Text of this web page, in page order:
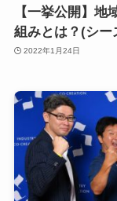
【一挙公開】地
組みとは？(シー
2022年1月24日